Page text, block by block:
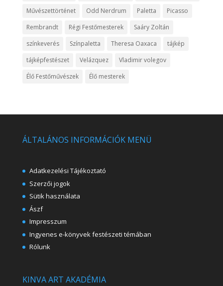
Művészettörténet
Odd Nerdrum Paletta
Picasso
Rembrandt
Régi Festőmesterek
Saáry Zoltán
színkeverés
Színpaletta Theresa Oaxaca
tájkép
tájképfestészet
Velázquez
Vladimir volegov
Élő Festőművészek
Élő mesterek
ÁLTALÁNOS INFORMÁCIÓK MENÜ
Adatkezelési Tájékoztató
Szerzői jogok
Sütik használata
Ászf
Impresszum
Ingyenes e-könyvek festészeti témában
Rólunk
KINVA ART AKADÉMIA